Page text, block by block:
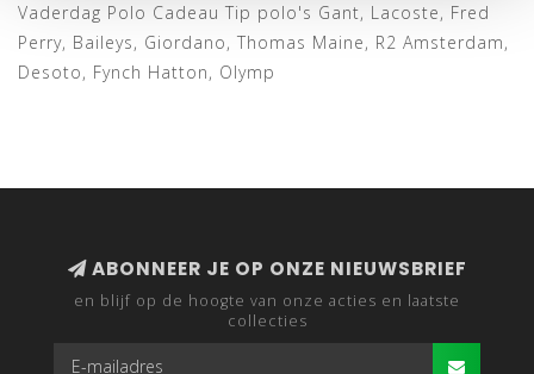
Vaderdag Polo Cadeau Tip polo's Gant, Lacoste, Fred
Perry, Baileys, Giordano, Thomas Maine, R2 Amsterdam,
Desoto, Fynch Hatton, Olymp
ABONNEER JE OP ONZE NIEUWSBRIEF
en blijf op de hoogte van onze acties en laatste
collecties